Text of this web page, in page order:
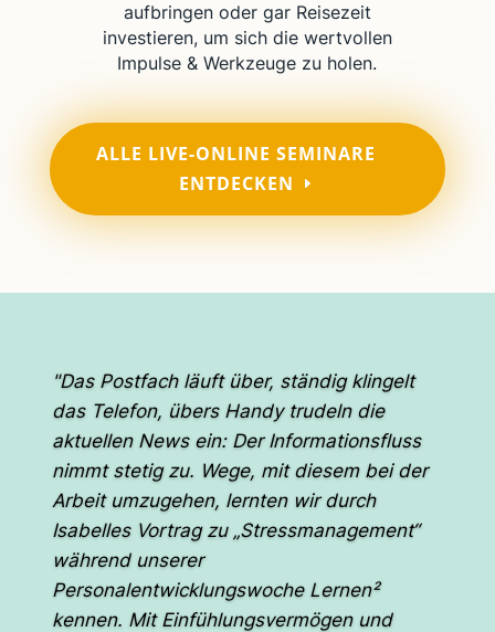
aufbringen oder gar Reisezeit
investieren, um sich die wertvollen
Impulse & Werkzeuge zu holen.
ALLE LIVE-ONLINE SEMINARE
ENTDECKEN
"Das Postfach läuft über, ständig klingelt
das Telefon, übers Handy trudeln die
aktuellen News ein: Der Informationsfluss
nimmt stetig zu. Wege, mit diesem bei der
Arbeit umzugehen, lernten wir durch
Isabelles Vortrag zu „Stressmanagement“
während unserer
Personalentwicklungswoche Lernen²
kennen. Mit Einfühlungsvermögen und